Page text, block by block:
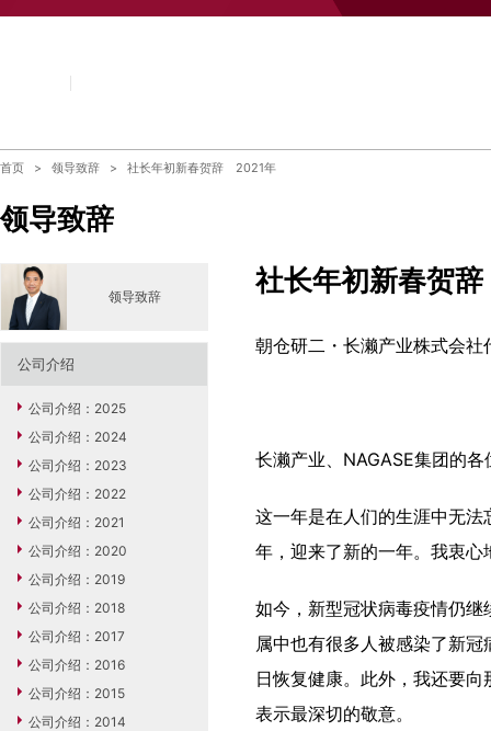
首页 领导致辞 社长年初新春贺辞 2021年
领导致辞
领导致辞
公司介绍
公司介绍：2025
公司介绍：2024
公司介绍：2023
公司介绍：2022
公司介绍：2021
公司介绍：2020
公司介绍：2019
公司介绍：2018
公司介绍：2017
公司介绍：2016
公司介绍：2015
公司介绍：2014
社长年初新春贺
朝仓研二・长濑产业株式会
长濑产业、NAGASE集团的
这一年是在人们的生涯中无
年，迎来了新的一年。我衷
如今，新型冠状病毒疫情仍
属中也有很多人被感染了新
日恢复健康。此外，我还要
表示最深切的敬意。